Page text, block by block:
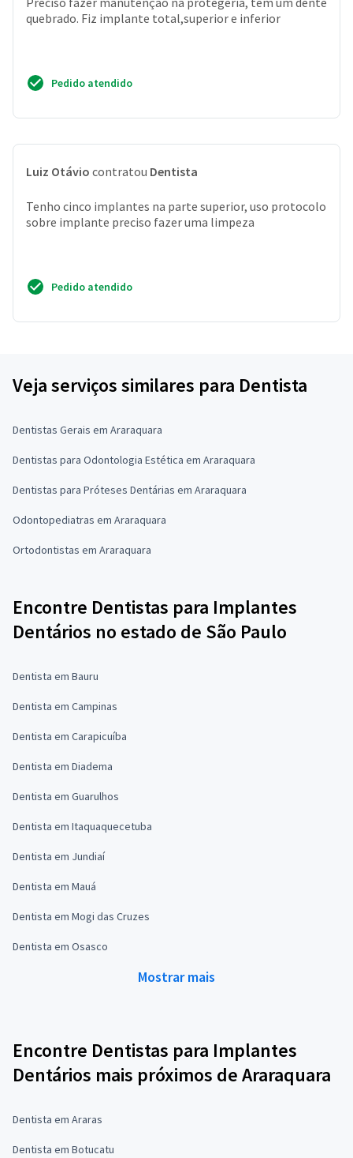
quebrado. Fiz implante total,superior e inferior
Pedido atendido
Luiz Otávio contratou Dentista
Tenho cinco implantes na parte superior, uso protocolo
sobre implante preciso fazer uma limpeza
Pedido atendido
Veja serviços similares para Dentista
Dentistas Gerais em Araraquara
Dentistas para Odontologia Estética em Araraquara
Dentistas para Próteses Dentárias em Araraquara
Odontopediatras em Araraquara
Ortodontistas em Araraquara
Encontre Dentistas para Implantes
Dentários no estado de São Paulo
Dentista em Bauru
Dentista em Campinas
Dentista em Carapicuíba
Dentista em Diadema
Dentista em Guarulhos
Dentista em Itaquaquecetuba
Dentista em Jundiaí
Dentista em Mauá
Dentista em Mogi das Cruzes
Dentista em Osasco
Mostrar mais
Encontre Dentistas para Implantes
Dentários mais próximos de Araraquara
Dentista em Araras
Dentista em Botucatu